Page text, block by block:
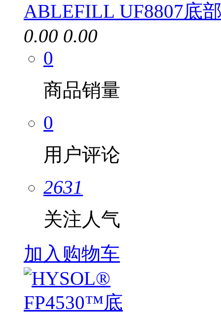
ABLEFILL UF8807底
0.00 0.00
0
商品销量
0
用户评论
2631
关注人气
加入购物车